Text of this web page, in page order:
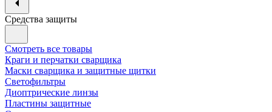
Средства защиты
Смотреть все товары
Краги и перчатки сварщика
Маски сварщика и защитные щитки
Светофильтры
Диоптрические линзы
Пластины защитные